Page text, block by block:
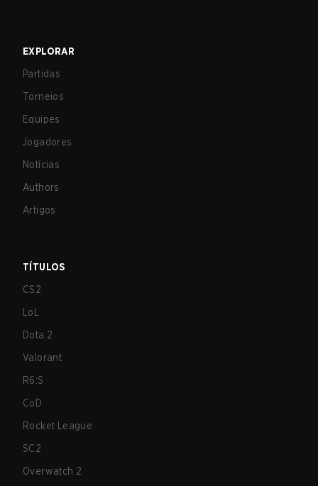
EXPLORAR
Partidas
Torneios
Equipes
Jogadores
Notícias
Authors
Artigos
TÍTULOS
CS2
LoL
Dota 2
Valorant
R6:S
CoD
Rocket League
SC2
Overwatch 2